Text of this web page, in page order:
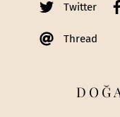
Twitter
Thread